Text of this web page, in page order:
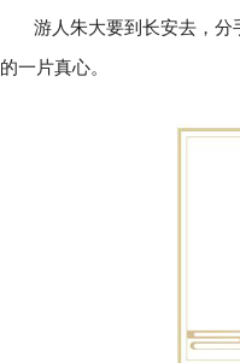
游人朱大要到长安去，
的一片真心。